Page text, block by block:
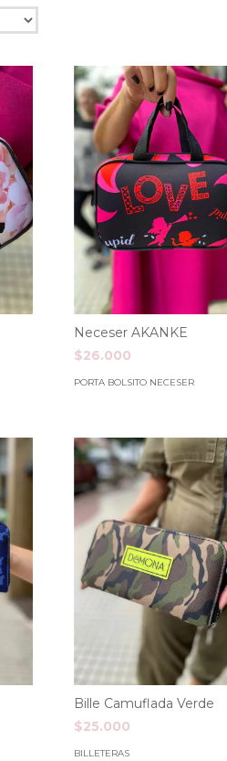
Neceser AKANKE
$26.000
PORTA BOLSITO NECESER
Bille Camuflada Verde
$25.000
BILLETERAS